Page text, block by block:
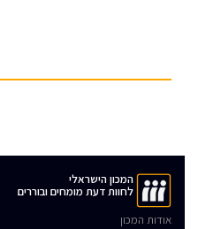
המכון הישראלי
לחוות דעת מומחים ובוררים
אודות המכון